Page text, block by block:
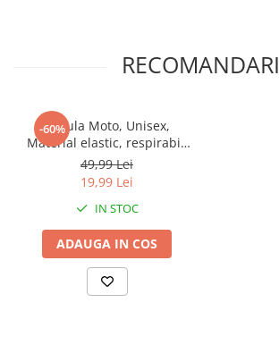
RECOMANDARI
-60%
Cagula Moto, Unisex,
Material elastic, respirabil,
Marime universala
49,99 Lei
19,99 Lei
IN STOC
ADAUGA IN COS